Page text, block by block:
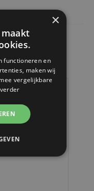
×
functioneren en
maken wij
vergelijkbare